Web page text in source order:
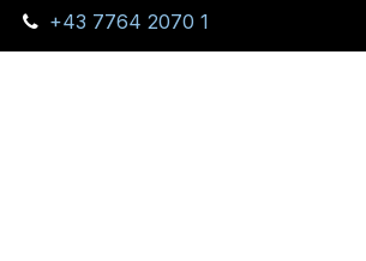
+43 7764 2070 1